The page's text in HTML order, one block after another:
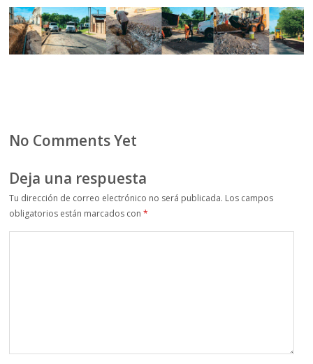
No Comments Yet
Deja una respuesta
Tu dirección de correo electrónico no será publicada. Los campos
obligatorios están marcados con*